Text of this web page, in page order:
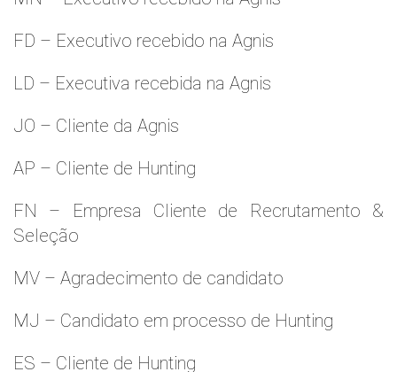
FD – Executivo recebido na Agnis
LD – Executiva recebida na Agnis
JO – Cliente da Agnis
AP – Cliente de Hunting
FN – Empresa Cliente de Recrutamento &
Seleção
MV – Agradecimento de candidato
MJ – Candidato em processo de Hunting
ES – Cliente de Hunting